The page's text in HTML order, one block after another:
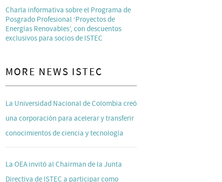
Charla informativa sobre el Programa de
Posgrado Profesional ‘Proyectos de
Energías Renovables’, con descuentos
exclusivos para socios de ISTEC
MORE NEWS ISTEC
La Universidad Nacional de Colombia creó
una corporación para acelerar y transferir
conocimientos de ciencia y tecnología
La OEA invitó al Chairman de la Junta
Directiva de ISTEC a participar como